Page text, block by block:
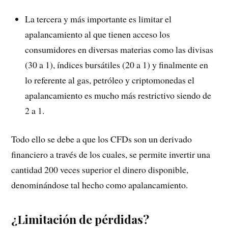
La tercera y más importante es limitar el
apalancamiento al que tienen acceso los
consumidores en diversas materias como las divisas
(30 a 1), índices bursátiles (20 a 1) y finalmente en
lo referente al gas, petróleo y criptomonedas el
apalancamiento es mucho más restrictivo siendo de
2 a 1.
Todo ello se debe a que los CFDs son un derivado
financiero a través de los cuales, se permite invertir una
cantidad 200 veces superior el dinero disponible,
denominándose tal hecho como apalancamiento.
¿Limitación de pérdidas?